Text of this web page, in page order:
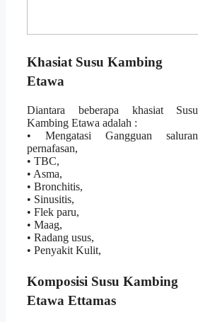
Khasiat Susu Kambing
Etawa
Diantara beberapa khasiat Susu
Kambing Etawa adalah :
• Mengatasi Gangguan saluran
pernafasan,
• TBC,
• Asma,
• Bronchitis,
• Sinusitis,
• Flek paru,
• Maag,
• Radang usus,
• Penyakit Kulit,
Komposisi Susu Kambing
Etawa Ettamas